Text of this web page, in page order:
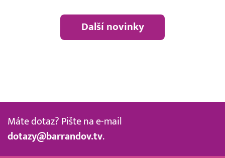
Další novinky
Máte dotaz? Pište na e-mail
dotazy@barrandov.tv.